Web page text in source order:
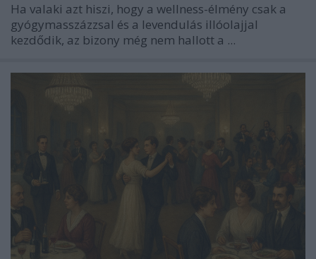
Ha valaki azt hiszi, hogy a wellness-élmény csak a
gyógymasszázzsal és a levendulás illóolajjal
kezdődik, az bizony még nem hallott a ...